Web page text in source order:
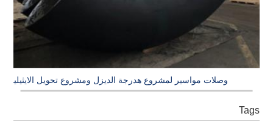
وصلات مواسير لمشروع هدرجة الديزل ومشروع تحويل الايثيلين
Tags